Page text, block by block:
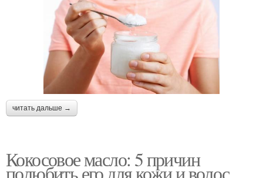
читать дальше →
Кокосовое масло: 5 причин